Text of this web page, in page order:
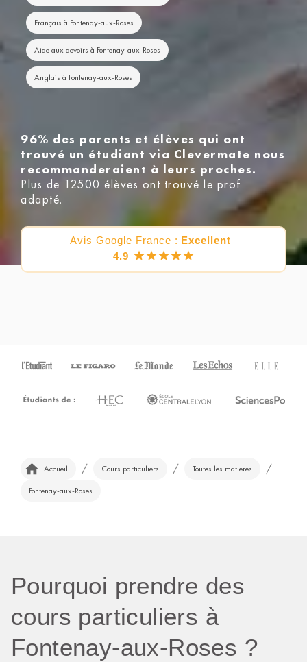
Français à Fontenay-aux-Roses
Aide aux devoirs à Fontenay-aux-Roses
Anglais à Fontenay-aux-Roses
96% des parents et élèves qui ont
trouvé un étudiant via Clevermate nous
recommanderaient à leurs proches.
Plus de 12500 élèves ont trouvé le prof
adapté.
Avis Google France : Excellent
4.9
Accueil / Cours particuliers / Toutes les matieres /
Fontenay-aux-Roses
Pourquoi prendre des
cours particuliers à
Fontenay-aux-Roses ?